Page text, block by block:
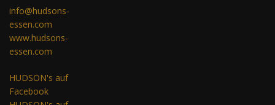
info@hudsons-
essen.com
www.hudsons-
essen.com
HUDSON's auf
Facebook